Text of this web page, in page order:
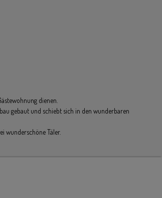
dienen.
gebaut und schiebt sich in den wunderbaren
wunderschöne Täler.